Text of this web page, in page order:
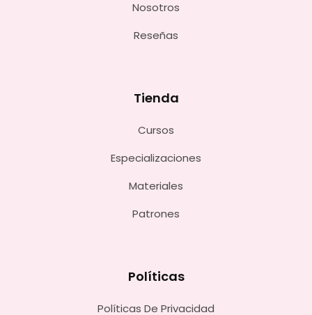
Nosotros
Reseñas
Tienda
Cursos
Especializaciones
Materiales
Patrones
Políticas
Políticas De Privacidad